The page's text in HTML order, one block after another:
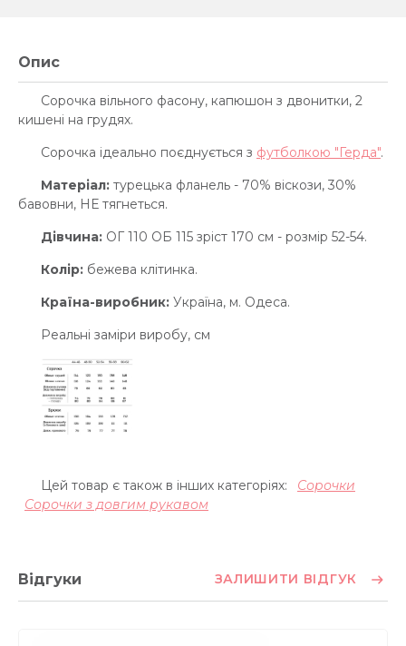
Опис
Сорочка вільного фасону, капюшон з двонитки, 2
кишені на грудях.
Сорочка ідеально поєднується з футболкою "Герда".
Матеріал: турецька фланель - 70% віскози, 30%
бавовни, НЕ тягнеться.
Дівчина: ОГ 110 ОБ 115 зріст 170 см - розмір 52-54.
Колір: бежева клітинка.
Країна-виробник: Україна, м. Одеса.
Реальні заміри виробу, см
Цей товар є також в інших категоріях:
Сорочки
Сорочки з довгим рукавом
Відгуки ЗАЛИШИТИ ВІДГУК